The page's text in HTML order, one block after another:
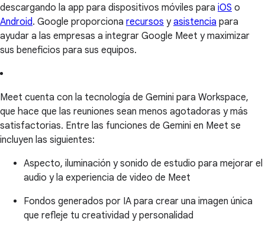
descargando la app para dispositivos móviles para iOS o
Android. Google proporciona recursos yasistencia para
ayudar a las empresas a integrar Google Meet y maximizar
sus beneficios para sus equipos.
Meet cuenta con la tecnología de Gemini para Workspace,
que hace que las reuniones sean menos agotadoras y más
satisfactorias. Entre las funciones de Gemini en Meet se
incluyen las siguientes:
Aspecto, iluminación y sonido de estudio para mejorar el
audio y la experiencia de video de Meet
Fondos generados por IA para crear una imagen única
que refleje tu creatividad y personalidad